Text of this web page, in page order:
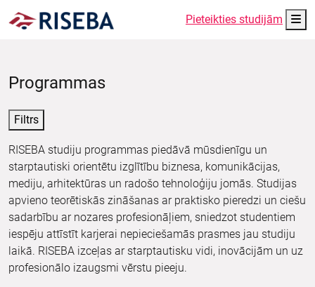
Pieteikties studijām
Programmas
Filtrs
RISEBA studiju programmas piedāvā mūsdienīgu un
starptautiski orientētu izglītību biznesa, komunikācijas,
mediju, arhitektūras un radošo tehnoloģiju jomās. Studijas
apvieno teorētiskās zināšanas ar praktisko pieredzi un ciešu
sadarbību ar nozares profesionāļiem, sniedzot studentiem
iespēju attīstīt karjerai nepieciešamās prasmes jau studiju
laikā. RISEBA izceļas ar starptautisku vidi, inovācijām un uz
profesionālo izaugsmi vērstu pieeju.